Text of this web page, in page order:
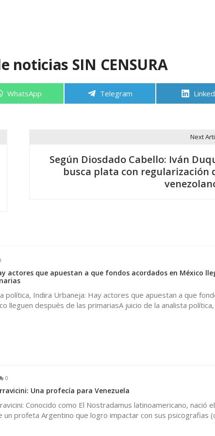
noticias SIN CENSURA
Compartir
WhatsApp Compartir
Telegram
Next
Según Diosdado Cabello: Iván
busca plata con regularización
actores que apuestan a que fondos acordados en México
política, Indira Urbaneja: Hay actores que apuestan a que
lleguen después de las primariasA juicio de la analista
0
Una profecía para Venezuela
Conocido como El Nostradamus latinoamericano, nació
un profeta Argentino que logro impactar con sus psicografias